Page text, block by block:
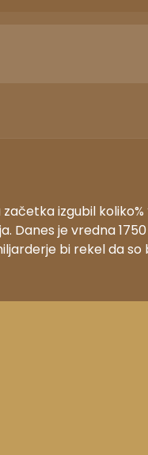
izgubil
Danes je vredna
bi rekel da so